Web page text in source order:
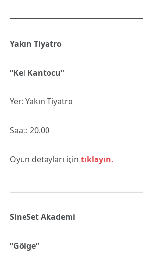
Yakın Tiyatro
“Kel Kantocu”
Yer: Yakın Tiyatro
Saat: 20.00
Oyun detayları için tıklayın.
SineSet Akademi
“Gölge”